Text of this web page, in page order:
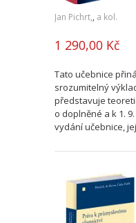
Jan Pichrt,, a kol.
1 290,00 Kč
Tato učebnice
srozumitelný
představuje
o doplněné a k 1.
vydání učebnice,